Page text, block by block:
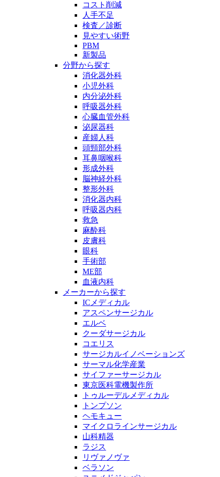
コスト削減
人手不足
検査／診断
見やすい術野
PBM
新製品
分野から探す
消化器外科
小児外科
内分泌外科
呼吸器外科
心臓血管外科
泌尿器科
産婦人科
頭頸部外科
耳鼻咽喉科
形成外科
脳神経外科
整形外科
消化器内科
呼吸器内科
救急
麻酔科
皮膚科
眼科
手術部
ME部
血液内科
メーカーから探す
ICメディカル
アスペンサージカル
エルベ
クーダサージカル
コエリス
サージカルイノベーションズ
サーマル化学産業
サイファーサージカル
東京医科電機製作所
トゥルーデルメディカル
トンプソン
ヘモキュー
マイクロラインサージカル
山科精器
ラジス
リヴァノヴァ
ベラソン